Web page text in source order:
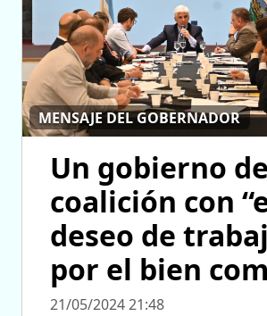
MENSAJE DEL GOBERNADOR
Un gobierno de
coalición con
deseo de
por el bien
21/05/2024 21:48